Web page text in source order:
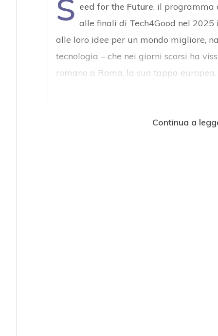
S eed for the Future, il
alle finali di Tech4Good nel
alle loro idee per un mondo migliore,
tecnologia – che nei giorni scorsi ha
romano a Roma, la sua tappa
Continua a